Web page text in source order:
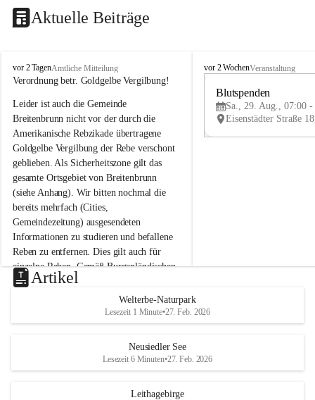
Aktuelle Beiträge
B
r
i
t
e
n
b
r
u
n
n
a
m
N
e
u
s
d
S
vor 2 TagenAmtliche Mitteilung
Verordnung betr. Goldgelbe Vergilbung!
Leider ist auch die Gemeinde
Breitenbrunn nicht vor der durch die
Amerikanische Rebzikade übertragene
Goldgelbe Vergilbung der Rebe verschont
geblieben. Als Sicherheitszone gilt das
gesamte Ortsgebiet von Breitenbrunn
(siehe Anhang). Wir bitten nochmal die
bereits mehrfach (Cities,
Gemeindezeitung) ausgesendeten
Informationen zu studieren und befallene
Reben zu entfernen. Dies gilt auch für
einzelne Reben. Gemäß Burgenländischen
Weinbaugesetz sind nicht gepflegte oder
unzulässige Weingärten zu roden! Bitte
helfen wir zusammen um unsere Winzer
vor den prognostizierten Ernteausfällen
und den daraus folgenden wirtschaftlichen
B
e
u
e
d
r
S
vor 2 WochenVeranstaltung
Blutspenden
Sa., 29. Aug., 07:00 -
Artikel
Welterbe-Naturpark
Lesezeit 1 Minute•27. Feb. 2026
Neusiedler See
Lesezeit 6 Minuten•27. Feb. 2026
Leithagebirge